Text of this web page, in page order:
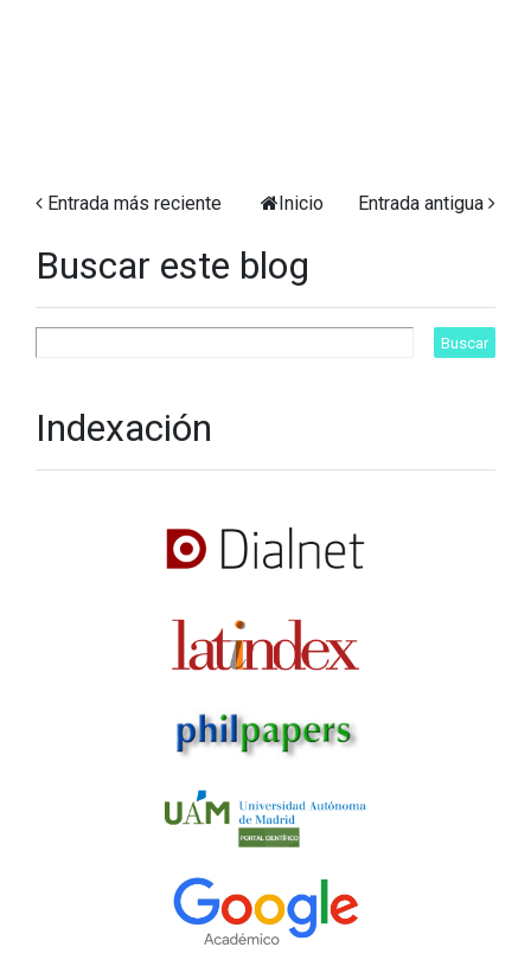
Entrada más reciente Entrada antigua
Inicio
Buscar este blog
Indexación